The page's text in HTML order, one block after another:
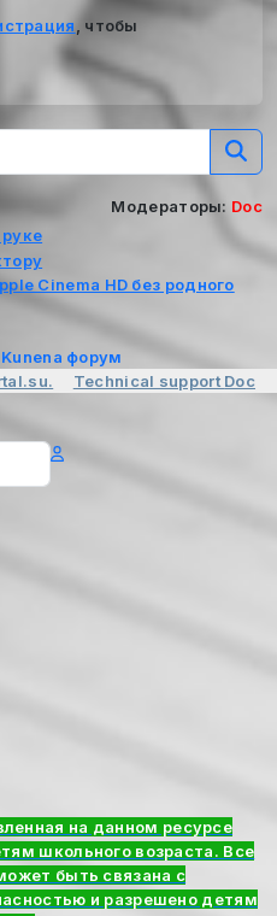
, чтобы
Модераторы: Doc
Cinema HD без родного
Kunena форум
Technical support Doc
на данном ресурсе
школьного возраста. Все
быть связана с
и разрешено детям